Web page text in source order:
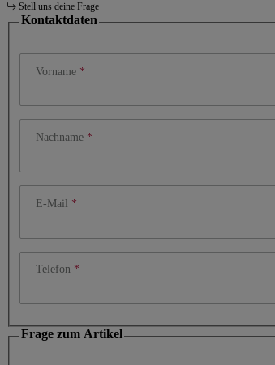
Stell uns deine Frage
Kontaktdaten
Vorname
Nachname
E-Mail
Telefon
Frage zum Artikel